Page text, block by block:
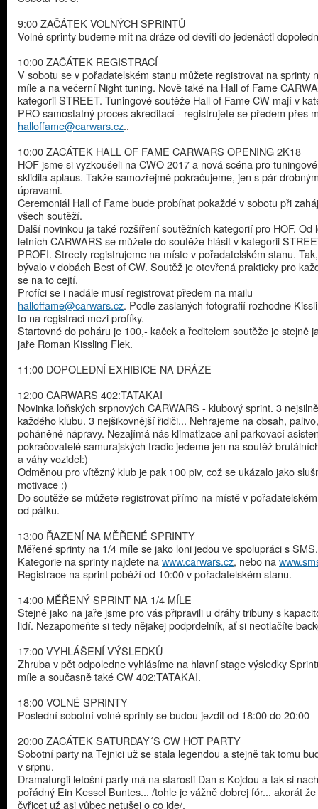
9:00 ZAČÁTEK VOLNÝCH SPRINTŮ
Volné sprinty budeme mít na dráze od devíti do jedenácti
10:00 ZAČÁTEK REGISTRACÍ
V sobotu se v pořadatelském stanu můžete registrovat na sprinty
míle a na večerní Night tuning. Nově také na Hall of Fame
kategorii STREET. Tuningové soutěže Hall of Fame CW mají v
PRO samostatný proces akreditací - registrujete se předem přes
halloffame@carwars.cz..
10:00 ZAČÁTEK HALL OF FAME CARWARS OPENING 2K18
HOF jsme si vyzkoušeli na CWO 2017 a nová scéna pro
sklidila aplaus. Takže samozřejmě pokračujeme, jen s pár
úpravami.
Ceremoniál Hall of Fame bude probíhat pokaždé v sobotu při
všech soutěží.
Další novinkou ja také rozšíření soutěžních kategorií pro HOF. Od
letních CARWARS se můžete do soutěže hlásit v kategorii
PROFI. Streety registrujeme na míste v pořadatelském stanu.
bývalo v dobách Best of CW. Soutěž je otevřená prakticky pro
se na to cejtí.
Profíci se i nadále musí registrovat předem na mailu
halloffame@carwars.cz. Podle zaslaných fotografií rozhodne
to na registraci mezi profíky.
Startovné do poháru je 100,- kaček a ředitelem soutěže je stejně
jaře Roman Kissling Flek.
11:00 DOPOLEDNÍ EXHIBICE NA DRÁZE
12:00 CARWARS 402:TATAKAI
Novinka loňských srpnových CARWARS - klubový sprint. 3
každého klubu. 3 nejšikovnější řidiči... Nehrajeme na obsah, palivo,
poháněné nápravy. Nezajímá nás klimatizace ani parkovací
pokračovatelé samurajských tradic jedeme jen na soutěž
a váhy vozidel:)
Odměnou pro vítězný klub je pak 100 piv, což se ukázalo jako
motivace :)
Do soutěže se můžete registrovat přímo na místě v
od pátku.
13:00 ŘAZENÍ NA MĚŘENÉ SPRINTY
Měřené sprinty na 1/4 míle se jako loni jedou ve spolupráci s
Kategorie na sprinty najdete nawww.carwars.cz, nebo na
Registrace na sprint poběží od 10:00 v pořadatelském stanu.
14:00 MĚŘENÝ SPRINT NA 1/4 MÍLE
Stejně jako na jaře jsme pro vás připravili u dráhy tribuny s
lidí. Nezapomeňte si tedy nějakej podprdelník, ať si neotlačíte
17:00 VYHLÁŠENÍ VÝSLEDKŮ
Zhruba v pět odpoledne vyhlásíme na hlavní stage výsledky
míle a současně také CW 402:TATAKAI.
18:00 VOLNÉ SPRINTY
Poslední sobotní volné sprinty se budou jezdit od 18:00 do 20:00
20:00 ZAČÁTEK SATURDAY´S CW HOT PARTY
Sobotní party na Tejnici už se stala legendou a stejně tak tomu
v srpnu.
Dramaturgii letošní party má na starosti Dan s Kojdou a tak si
pořádný Ein Kessel Buntes... /tohle je vážně dobrej fór... akorát
čyřicet už asi vůbec netušej o co jde/.